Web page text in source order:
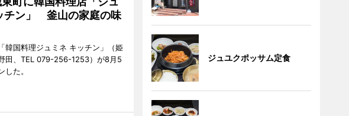
チン」 釜山の家庭の味
韓国料理ジュミネ キッチン」（姫
田、TEL 079-256-1253）が8月5
した。
ジュユクポッサム定食